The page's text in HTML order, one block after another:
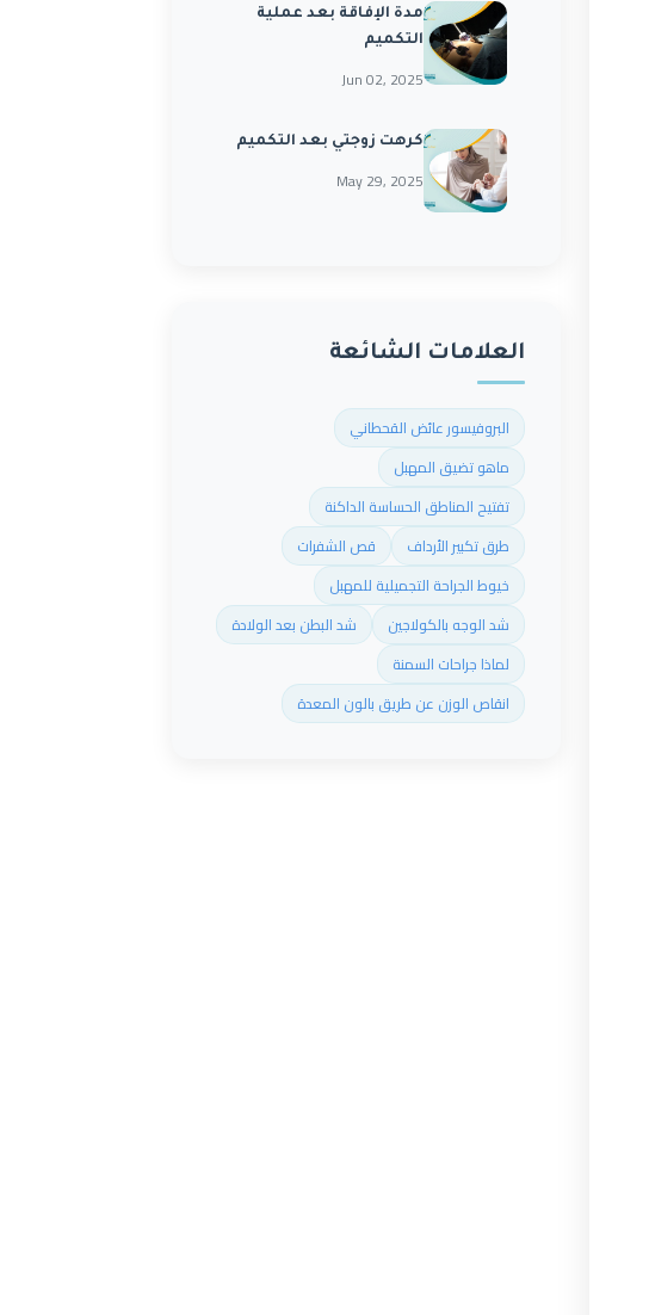
مدة الإفاقة بعد عملية
التكميم
Jun 02, 2025
كرهت زوجتي بعد التكميم
May 29, 2025
العلامات الشائعة
البروفيسور عائض القحطاني
ماهو تضيق المهبل
تفتيح المناطق الحساسة الداكنة
طرق تكبير الأرداف
قص الشفرات
خيوط الجراحة التجميلية للمهبل
شد الوجه بالكولاجين
شد البطن بعد الولادة
لماذا جراحات السمنة
انقاص الوزن عن طريق بالون المعدة